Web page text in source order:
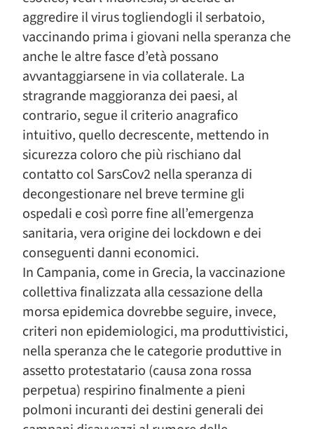
aggredire il virus togliendogli il serbatoio,
vaccinando prima i giovani nella speranza che
anche le altre fasce d’età possano
avvantaggiarsene in via collaterale. La
stragrande maggioranza dei paesi, al
contrario, segue il criterio anagrafico
intuitivo, quello decrescente, mettendo in
sicurezza coloro che più rischiano dal
contatto col SarsCov2 nella speranza di
decongestionare nel breve termine gli
ospedali e così porre fine all’emergenza
sanitaria, vera origine dei lockdown e dei
conseguenti danni economici.
In Campania, come in Grecia, la vaccinazione
collettiva finalizzata alla cessazione della
morsa epidemica dovrebbe seguire, invece,
criteri non epidemiologici, ma produttivistici,
nella speranza che le categorie produttive in
assetto protestatario (causa zona rossa
perpetua) respirino finalmente a pieni
polmoni incuranti dei destini generali dei